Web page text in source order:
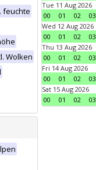
feuchte
Wolken
Tue 11 Aug 2026
00
01 02 03
Wed 12 Aug 2026
00
01 02 03
Thu 13 Aug 2026
00
01 02 03
Fri 14 Aug 2026
00
01 02 03
Sat 15 Aug 2026
00
01 02 03